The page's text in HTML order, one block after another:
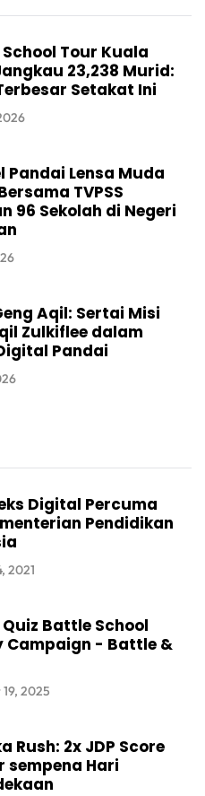
Tour Kuala
23,238 Murid:
Setakat Ini
Pandai Lensa Muda
TVPSS
96 Sekolah di Negeri
Aqil: Sertai Misi
Zulkiflee dalam
Pandai
Digital Percuma
Pendidikan
2021
Battle School
Campaign - Battle &
2025
Rush: 2x JDP Score
sempena Hari